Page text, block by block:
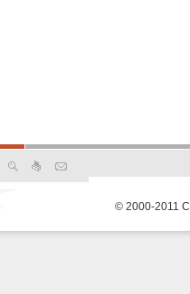
© 2000-2011